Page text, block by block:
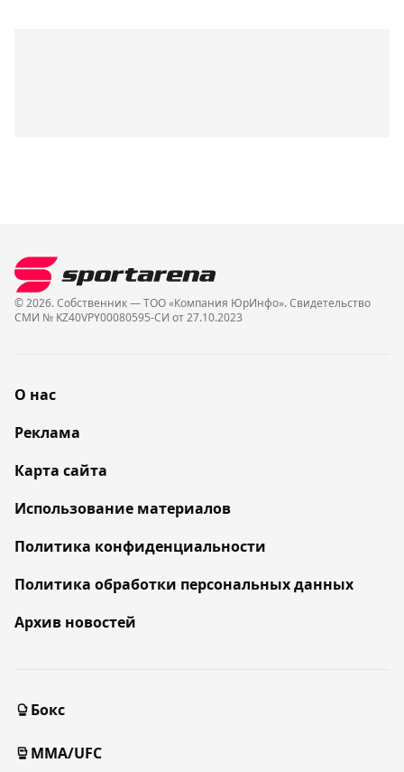
© 2026. Собственник — ТОО «Компания ЮрИнфо». Cвидетельство
СМИ № KZ40VPY00080595-СИ от 27.10.2023
О нас
Реклама
Карта сайта
Использование материалов
Политика конфиденциальности
Политика обработки персональных данных
Архив новостей
Бокс
MMA/UFC